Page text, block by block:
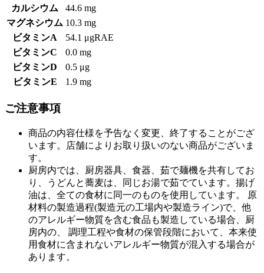
カルシウム
44.6 mg
マグネシウム 10.3 mg
ビタミンA
54.1 μgRAE
ビタミンC
0.0 mg
ビタミンD
0.5 μg
ビタミンE
1.9 mg
ご注意事項
商品の内容仕様を予告なく変更、終了することがござ
います。店舗によりお取り扱いのない商品がございま
す。
厨房内では、厨房器具、食器、茹で麺機を共有してお
り、うどんと蕎麦は、同じお湯で茹でています。揚げ
油は、全ての食材に同一のものを使用しています。 原
材料の製造過程(製造元の工場内や製造ライン)で、他
のアレルギー物質を含む食品も製造している場合、厨
房内の、 調理工程や食材の保管段階において、本来使
用食材に含まれないアレルギー物質が混入する場合が
あります。